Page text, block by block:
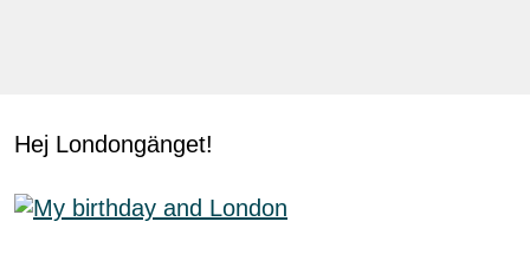
Hej Londongänget!